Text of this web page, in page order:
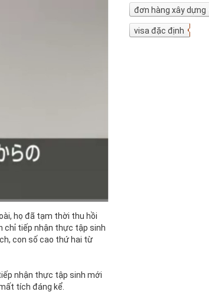
họ đã tạm thời thu hồi
chỉ tiếp nhận thực tập sinh
con số cao thứ hai từ
nhận thực tập sinh mới
tích đáng kể.
đơn hàng xây dựng
4
visa đặc định
3